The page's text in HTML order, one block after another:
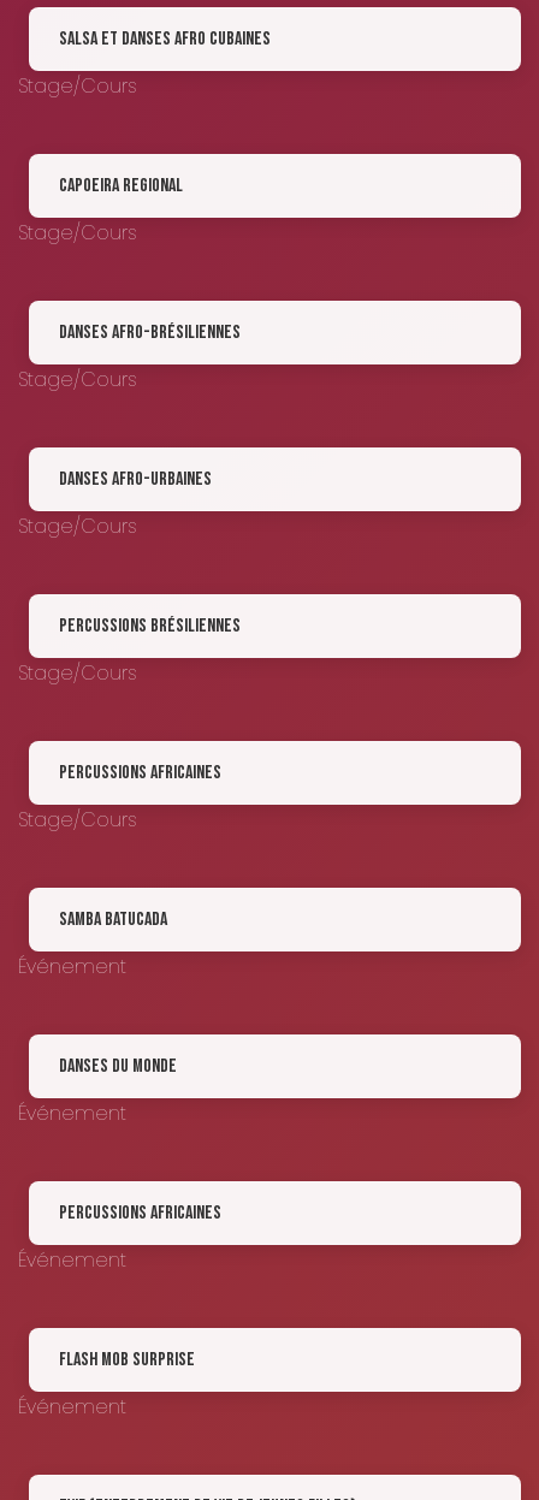
Salsa et danses afro cubaines
Stage/Cours
Capoeira Regional
Stage/Cours
Danses afro-brésiliennes
Stage/Cours
Danses afro-urbaines
Stage/Cours
Percussions brésiliennes
Stage/Cours
Percussions africaines
Stage/Cours
Samba Batucada
Événement
Danses du Monde
Événement
Percussions Africaines
Événement
Flash Mob Surprise
Événement